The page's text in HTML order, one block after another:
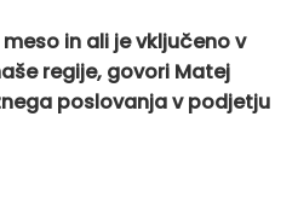
in ali je vključeno v
regije, govori Matej
poslovanja v podjetju